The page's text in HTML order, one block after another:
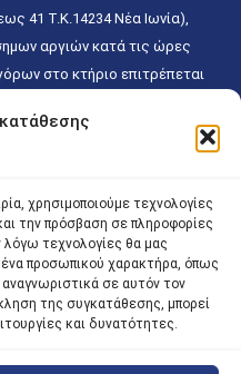
χρησιμοποιούμε τεχνολογίες
την πρόσβαση σε πληροφορίες
τεχνολογίες θα μας
προσωπικού χαρακτήρα, όπως
σε αυτόν τον
της συγκατάθεσης, μπορεί
και δυνατότητες.
41 T.K.14234 Νέα Ιωνία),
αργιών κατά τις ώρες
στο κτήριο επιτρέπεται
κανέναν χρονικό ή άλλο
στο γραφείο του
βάσει των
αποφυγή συνωστισμού
και αναμονής του
να πραγματοποιείται κατόπιν